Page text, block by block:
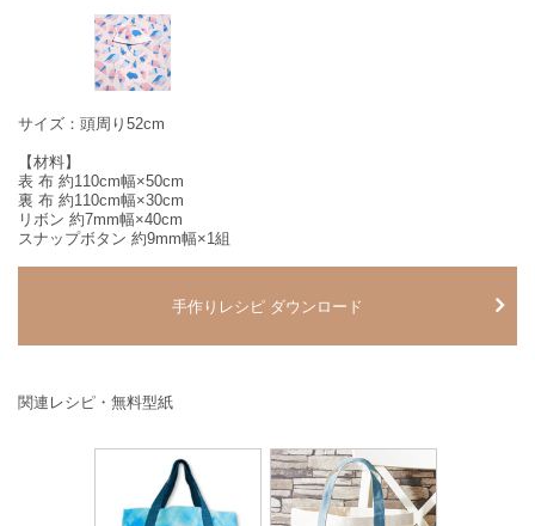
サイズ：頭周り52cm
【材料】
表 布 約110cm幅×50cm
裏 布 約110cm幅×30cm
リボン 約7mm幅×40cm
スナップボタン 約9mm幅×1組
手作りレシピ ダウンロード
関連レシピ・無料型紙